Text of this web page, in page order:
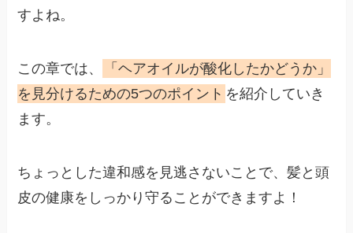
すよね。
この章では、
「ヘアオイルが酸化したかどうか」
を見分けるための5つのポイント を紹介していき
ます。
ちょっとした違和感を見逃さないことで、髪と頭
皮の健康をしっかり守ることができますよ！